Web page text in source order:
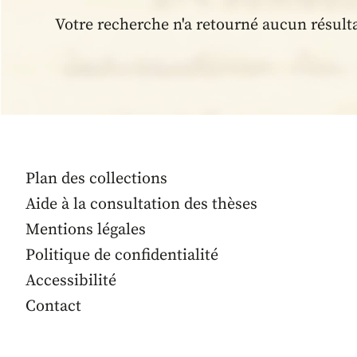
Votre recherche n'a retourné aucun
Plan des collections
Aide à la consultation des thèses
Mentions légales
Politique de confidentialité
Accessibilité
Contact